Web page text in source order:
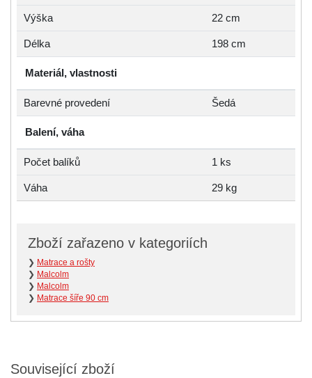
Výška 22 cm
Délka 198 cm
Materiál, vlastnosti
Barevné provedení Šedá
Balení, váha
Počet balíků 1 ks
Váha 29 kg
Zboží zařazeno v kategoriích
❯ Matrace a rošty
❯ Malcolm
❯ Malcolm
❯ Matrace šíře 90 cm
Související zboží